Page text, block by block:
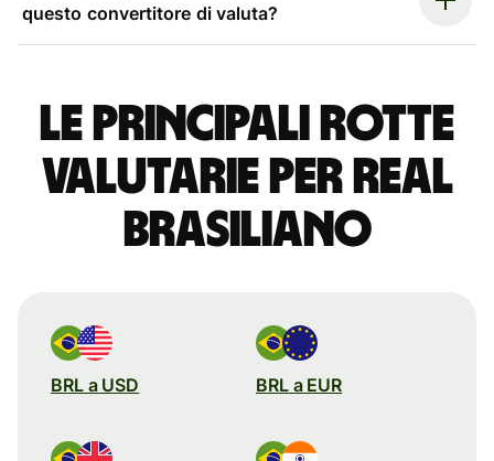
questo convertitore di valuta?
Le principali rotte
valutarie per real
brasiliano
BRL a USD BRL a EUR